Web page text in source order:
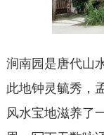
涧南园是唐代山
此地钟灵毓秀，
风水宝地滋养了